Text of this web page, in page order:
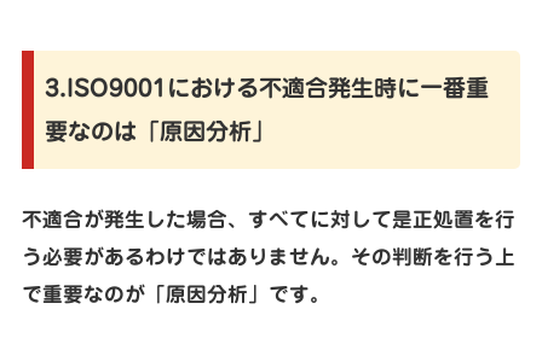
3.ISO9001における不適合発生時に一番重
要なのは「原因分析」
不適合が発生した場合、すべてに対して是正処置を行
う必要があるわけではありません。その判断を行う上
で重要なのが「原因分析」です。